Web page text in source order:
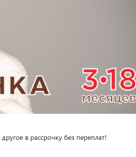
в рассрочку без переплат!